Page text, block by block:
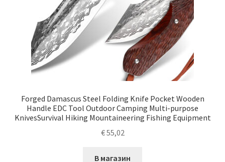
Forged Damascus Steel Folding Knife Pocket Wooden
Handle EDC Tool Outdoor Camping Multi-purpose
KnivesSurvival Hiking Mountaineering Fishing Equipment
€55,02
В магазин